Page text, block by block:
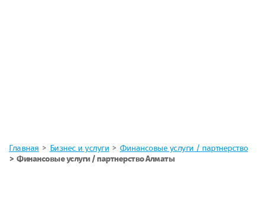
Главная Бизнес и услуги
Финансовые услуги / партнерство
Финансовые услуги / партнерство Алматы